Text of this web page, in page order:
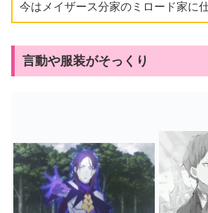
今はメイザース分家のミロード家に
言動や服装がそっくり